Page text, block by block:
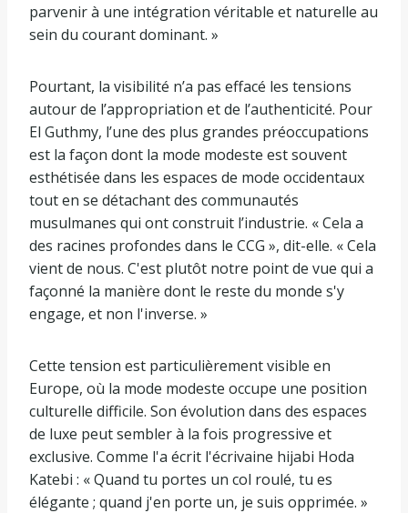
parvenir à une intégration véritable et naturelle au
sein du courant dominant. »
Pourtant, la visibilité n’a pas effacé les tensions
autour de l’appropriation et de l’authenticité. Pour
El Guthmy, l’une des plus grandes préoccupations
est la façon dont la mode modeste est souvent
esthétisée dans les espaces de mode occidentaux
tout en se détachant des communautés
musulmanes qui ont construit l’industrie. « Cela a
des racines profondes dans le CCG », dit-elle. « Cela
vient de nous. C'est plutôt notre point de vue qui a
façonné la manière dont le reste du monde s'y
engage, et non l'inverse. »
Cette tension est particulièrement visible en
Europe, où la mode modeste occupe une position
culturelle difficile. Son évolution dans des espaces
de luxe peut sembler à la fois progressive et
exclusive. Comme l'a écrit l'écrivaine hijabi Hoda
Katebi : « Quand tu portes un col roulé, tu es
élégante ; quand j'en porte un, je suis opprimée. »